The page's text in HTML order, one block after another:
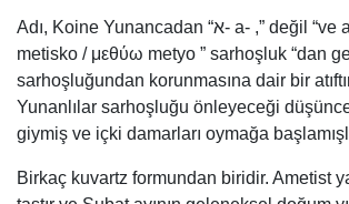
Adı, Koine Yunancadan “א- a- ,” değil “ve amonyaktan
metisko / μεθύω metyo ” sarhoşluk “dan
sarhoşluğundan korunmasına dair bir
Yunanlılar sarhoşluğu önleyeceği
giymiş ve içki damarları oymağa
Birkaç kuvartz formundan biridir. Ametist